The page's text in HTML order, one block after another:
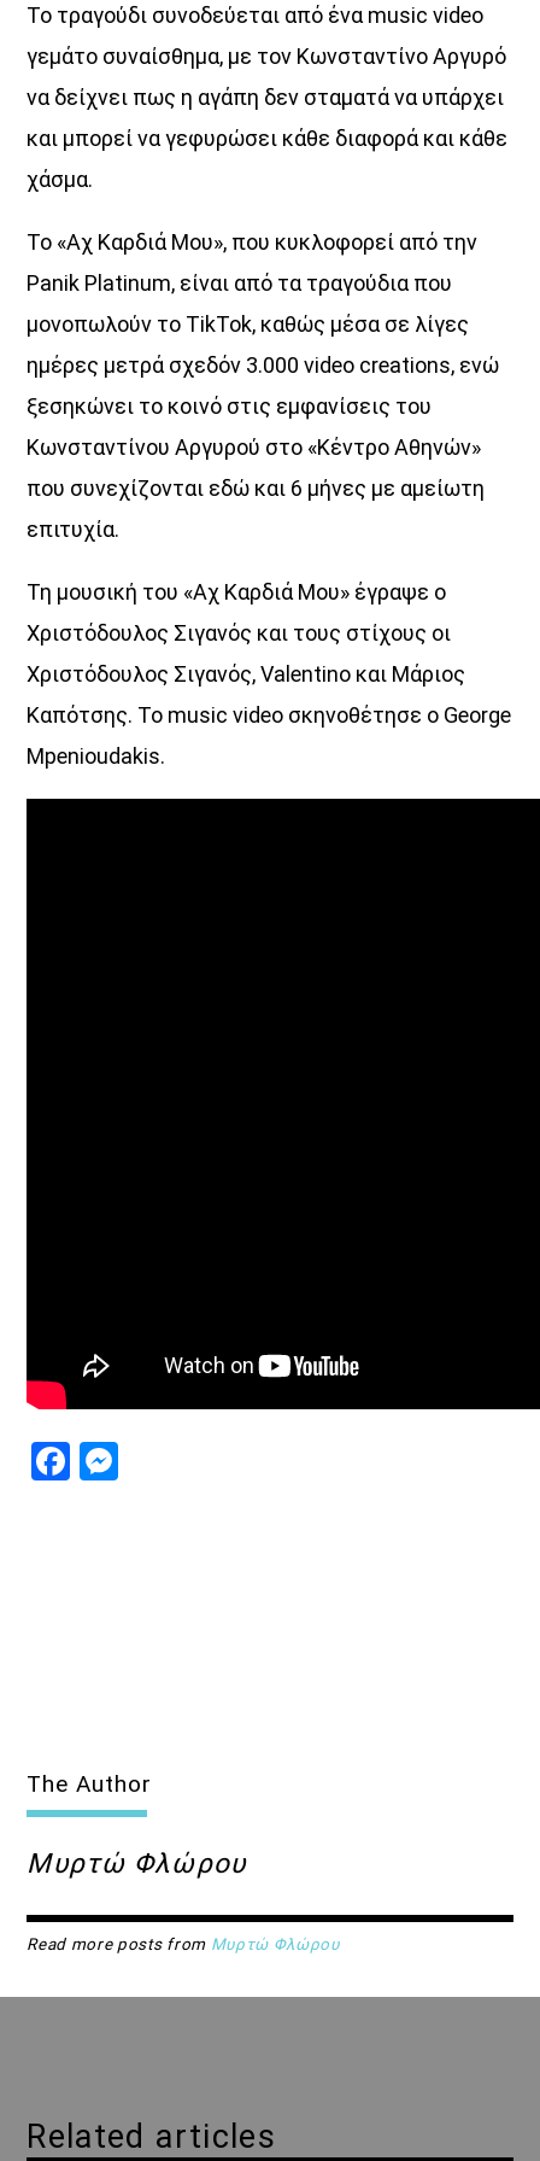
ΤοTonight Radio Showείναι μια σύγχρονη ραδιοφωνική
ατμόσφαιρα και επικοινωνία με το κοινό μέσα από ένα
Με επιλεγμένες μουσικές επιλογές, θετική ενέργεια και
δυναμική ροή προγράμματος, η εκπομπή δημιουργεί μια
ξεχωριστή late-night εμπειρία για τους ακροατές.
Από Δευτέρα εως Παρασκευή 22:00 - 23:00 Μουσική,
ενέργεια και late-night vibes.
Το Tonight Radio Show φέρνει κάθε βράδυ τον παλμό
της σύγχρονης μουσικής μέσα από ένα δυναμικό
η βραδινή συνήθεια που δίνει ρυθμό στις νύχτες σου.»
Discover More
UPCOMING SHOWS
Το τραγούδι συνοδεύεται από ένα music video
γεμάτο συναίσθημα, με τον Κωνσταντίνο Αργυρό
να δείχνει πως η αγάπη δεν σταματά να υπάρχει
και μπορεί να γεφυρώσει κάθε διαφορά και κάθε
χάσμα.
Το «Αχ Καρδιά Μου», που κυκλοφορεί από την
Panik Platinum, είναι από τα τραγούδια που
μονοπωλούν το TikTok, καθώς μέσα σε λίγες
ημέρες μετρά σχεδόν 3.000 video creations, ενώ
ξεσηκώνει το κοινό στις εμφανίσεις του
Κωνσταντίνου Αργυρού στο «Κέντρο Αθηνών»
που συνεχίζονται εδώ και 6 μήνες με αμείωτη
επιτυχία.
Τη μουσική του «Αχ Καρδιά Μου» έγραψε ο
Χριστόδουλος Σιγανός και τους στίχους οι
Χριστόδουλος Σιγανός, Valentino και Μάριος
Καπότσης. Το music video σκηνοθέτησε ο George
Mpenioudakis.
Facebook
The Author
Μυρτώ Φλώρου
Read more posts from Μυρτώ Φλώρου
Related articles